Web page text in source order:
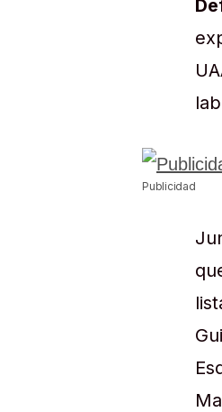
Publicidad